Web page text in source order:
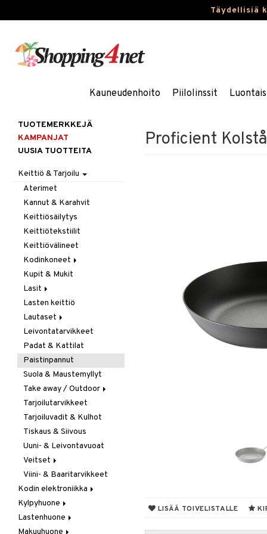
Täydellisiä
Kauneudenhoito Piilolinssit
Proficient
LISÄÄ TOIVELISTALLE
TUOTEMERKKEJÄ
KAMPANJAT
UUSIA TUOTTEITA
Keittiö & Tarjoilu
Aterimet
Kannut & Karahvit
Keittiösäilytys
Keittiötekstiilit
Keittiövälineet
Kodinkoneet
Kahvi, Tee & Espresso
Leivänpaahtimet
Mixerit &
Sähkövatkaimet
Muut koneet
Vedenkeittimet
Kupit & Mukit
Lasit
Juoma- & Cocktailasit
Juomalasit
Olutlasit
Shamppanjalasit
Snapsi- & Aveclasit
Viinilasit
Whiskey- & Konjakkilasit
Lasten keittiö
Lautaset
Asetit
Ruokalautaset
Syvät lautaset
Leivontatarvikkeet
Padat & Kattilat
Paistinpannut
Suola & Maustemyllyt
Take away / Outdoor
Eväslaatikot
Pullot
Termoskannut
Termosmukit
Tarjoilutarvikkeet
Tarjoiluvadit & Kulhot
Tiskaus & Siivous
Uuni- & Leivontavuoat
Veitset
Erityisveitset
Keittiöveitset
Kuorinta- &
Vihannesveitset
Leikkuulaudat
Viini- & Baaritarvikkeet
Kodin elektroniikka
Ääni
Kylpyhuone
Kylpyhuoneen sisustus
Kylpyhuoneen tarvikkeita
Lastenhuone
Kylpyhuoneen koristelu
Makuuhuone